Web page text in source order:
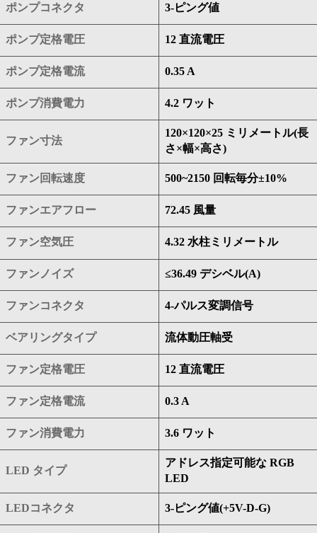
ポンプコネクタ 3-ピング値
ポンプ定格電圧 12 直流電圧
ポンプ定格電流 0.35 A
ポンプ消費電力 4.2 ワット
ファン寸法
120×120×25 ミリメートル(長
さ×幅×高さ)
ファン回転速度 500~2150 回転毎分±10%
ファンエアフロー 72.45 風量
ファン空気圧 4.32 水柱ミリメートル
ファンノイズ ≤36.49 デシベル(A)
ファンコネクタ 4-パルス変調信号
ベアリングタイプ 流体動圧軸受
ファン定格電圧 12 直流電圧
ファン定格電流 0.3 A
ファン消費電力 3.6 ワット
LED タイプ
アドレス指定可能な RGB
LED
LEDコネクタ 3-ピング値(+5V-D-G)